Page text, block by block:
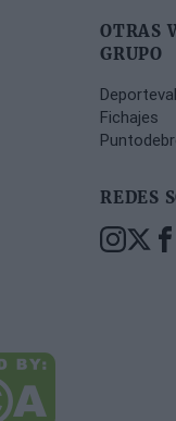
OTRAS
GRUPO
Fichajes
REDES